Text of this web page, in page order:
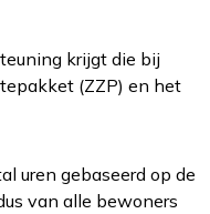
krijgt die bij
(ZZP) en het
uren gebaseerd op de
van alle bewoners